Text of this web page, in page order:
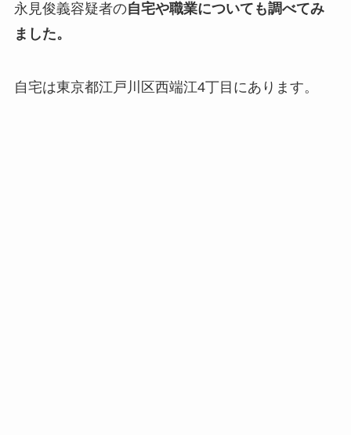
永見俊義容疑者の自宅や職業についても調べてみ
ました。
自宅は東京都江戸川区西端江4丁目にあります。